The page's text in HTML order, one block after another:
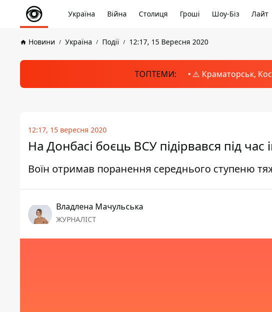
Україна Війна Столиця Гроші Шоу-Біз Лайт
Новини Україна Події 12:17, 15 Вересня 2020
ТОПТЕМИ: ⚠️ Краматорськ,
12:17, 15 вересня 2020
На Донбасі боєць ВСУ підірвався під час
Воїн отримав поранення середнього ступеню
Владлена Мачульська
ЖУРНАЛІСТ